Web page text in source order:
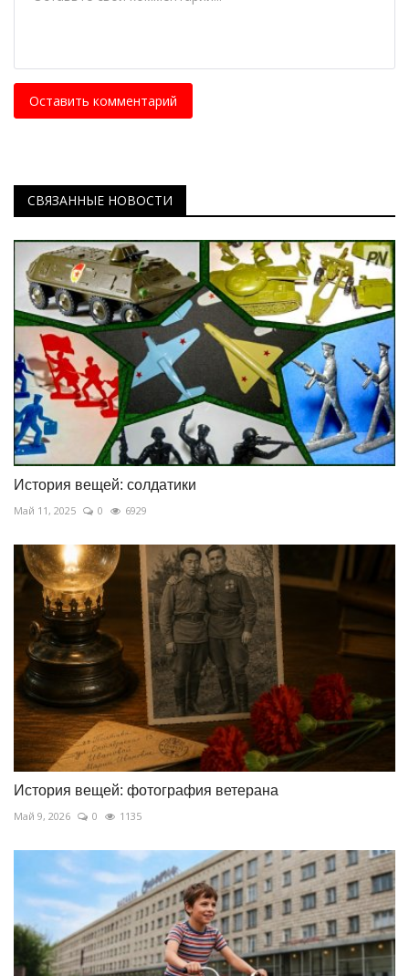
Оставить комментарий
СВЯЗАННЫЕ НОВОСТИ
История вещей: солдатики
Май 11, 2025 0 6929
История вещей: фотография ветерана
Май 9, 2026 0 1135